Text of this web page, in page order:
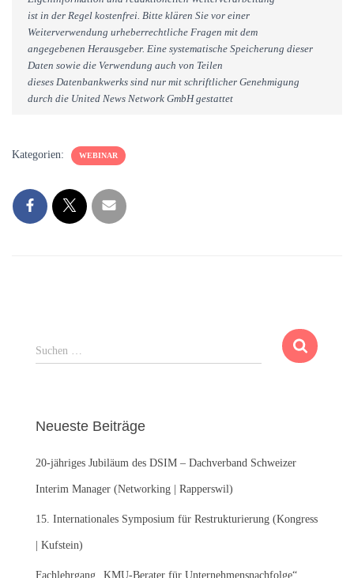
ist in der Regel kostenfrei. Bitte klären Sie vor einer
Weiterverwendung urheberrechtliche Fragen mit dem
angegebenen Herausgeber. Eine systematische Speicherung dieser
Daten sowie die Verwendung auch von Teilen
dieses Datenbankwerks sind nur mit schriftlicher Genehmigung
durch die United News Network GmbH gestattet
Kategorien: WEBINAR
S
u
n
a
c
:
Suchen …
Neueste Beiträge
20-jähriges Jubiläum des DSIM – Dachverband Schweizer
Interim Manager (Networking | Rapperswil)
15. Internationales Symposium für Restrukturierung (Kongress
| Kufstein)
Fachlehrgang „KMU-Berater für Unternehmensnachfolge“